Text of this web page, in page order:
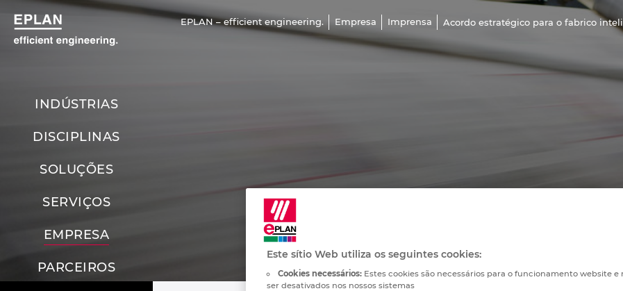
EPLAN – efficient engineering. Empresa Imprensa Acordo estratégico para o fabrico
INDÚSTRIAS
DISCIPLINAS
SOLUÇÕES
SERVIÇOS
EMPRESA
PARCEIROS
Este sítio Web utiliza os seguintes cookies:
Cookies necessários: Estes cookies são necessários para o funcionamento website e
ser desativados nos nossos sistemas